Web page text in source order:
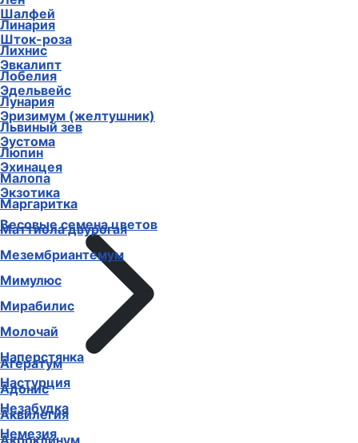
Шалфей
Шток-роза
Эвкалипт
Эдельвейс
Эризимум (желтушник)
Эустома
Эхинацея
Экзотика
Весовые семена цветов
Агератум
Адонис
Аквилегия
Акроклинум
Линария
Лихнис
Лобелия
Лунария
Львиный зев
Люпин
Малопа
Маргаритка
Маттиола двурогая
Мезембриантемум
Мимулюс
Мирабилис
Молочай
Наперстянка
Настурция
Незабудка
Немезия